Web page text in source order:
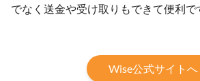
でなく送金や受け取りもできて便利で
Wise公式サイトへ